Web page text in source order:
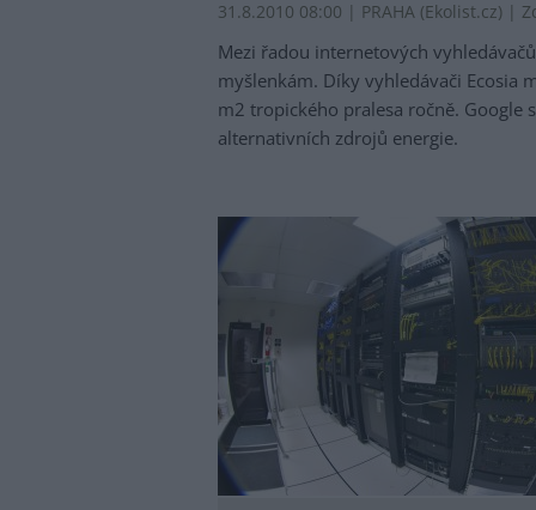
31.8.2010 08:00 | PRAHA (Ekolist.cz) |
Mezi řadou internetových
myšlenkám. Díky vyhledávači
m2 tropického pralesa ročně. Google
alternativních zdrojů energie.